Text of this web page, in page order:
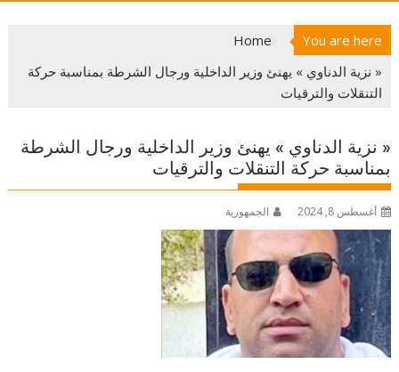
You are here
Home
« نزية الدناوي » يهنئ وزير الداخلية ورجال الشرطة بمناسبة حركة
التنقلات والترقيات
« نزية الدناوي » يهنئ وزير الداخلية ورجال الشرطة
بمناسبة حركة التنقلات والترقيات
أغسطس 8, 2024 الجمهورية